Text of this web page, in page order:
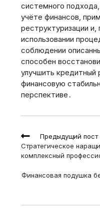
системного
учёте финансов‚
реструктуризации
использовании
соблюдении
способен
улучшить кредитный
финансовую
перспективе․
Read
more
articles
Предыдущий пост
Стратегическое
комплексный
Финансовая подушка